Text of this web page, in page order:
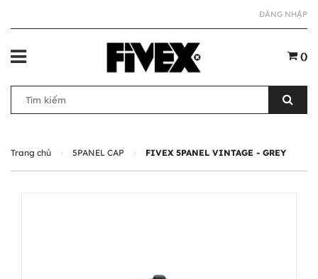
ĐĂNG NHẬP
()
Trang chủ 5PANEL CAP FIVEX 5PANEL VINTAGE - GREY